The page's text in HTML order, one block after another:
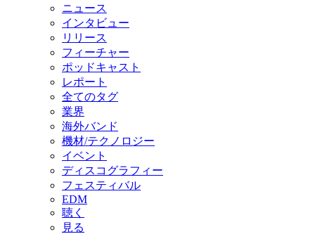
ニュース
インタビュー
リリース
フィーチャー
ポッドキャスト
レポート
全てのタグ
業界
海外バンド
機材/テクノロジー
イベント
ディスコグラフィー
フェスティバル
EDM
聴く
見る